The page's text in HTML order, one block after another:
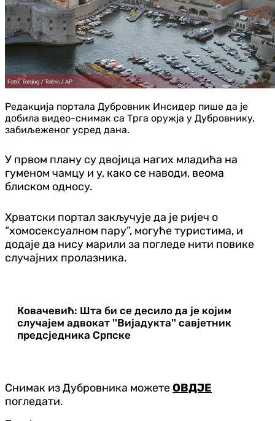
Редакција портала Дубровник Инсидер пише да је
добила видео-снимак са Трга оружја у Дубровнику,
забиљеженог усред дана.
У првом плану су двојица нагих младића на
гуменом чамцу и у, како се наводи, веома
блиском односу.
Хрватски портал закључује да је ријеч о
“хомосексуалном пару”, могуће туристима, и
додаје да нису марили за погледе нити повике
случајних пролазника.
Ковачевић: Шта би се десило да је којим
случајем адвокат ''Вијадукта'' савјетник
предсједника Српске
Снимак из Дубровника можетеОВДЈЕ
погледати.